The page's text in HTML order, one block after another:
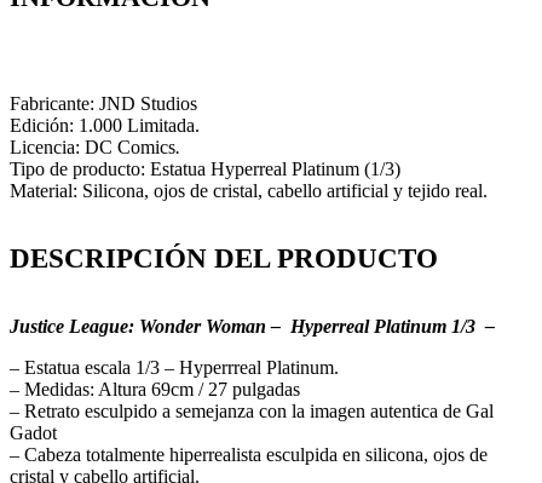
Fabricante: JND Studios
Edición: 1.000 Limitada.
Licencia: DC Comics.
Tipo de producto: Estatua Hyperreal Platinum (1/3)
Material: Silicona, ojos de cristal, cabello artificial y tejido real.
DESCRIPCIÓN DEL PRODUCTO
Justice League: Wonder Woman – Hyperreal Platinum 1/3 –
– Estatua escala 1/3 – Hyperrreal Platinum.
– Medidas: Altura 69cm / 27 pulgadas
– Retrato esculpido a semejanza con la imagen autentica de Gal
Gadot
– Cabeza totalmente hiperrealista esculpida en silicona, ojos de
cristal y cabello artificial.